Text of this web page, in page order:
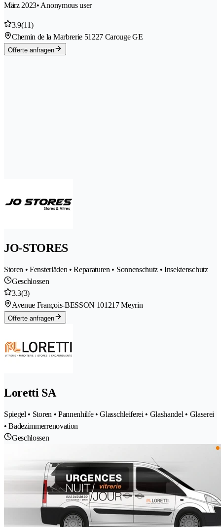
März 2023• Anonymous user
3.9(11)
Chemin de la Marbrerie 51227 Carouge GE
Offerte anfragen
JO-STORES
Storen • Fensterläden • Reparaturen • Sonnenschutz • Insektenschutz
Geschlossen
3.3(3)
Avenue François-BESSON 101217 Meyrin
Offerte anfragen
Loretti SA
Spiegel • Storen • Pannenhilfe • Glasschleiferei • Glashandel • Glaserei
• Badezimmerrenovation
Geschlossen